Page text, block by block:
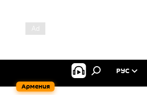
Армения
РУС